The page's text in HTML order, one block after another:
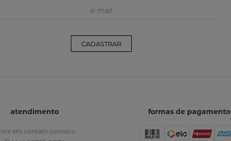
CADASTRAR
atendimento
em contato conosco
formas de pagamento